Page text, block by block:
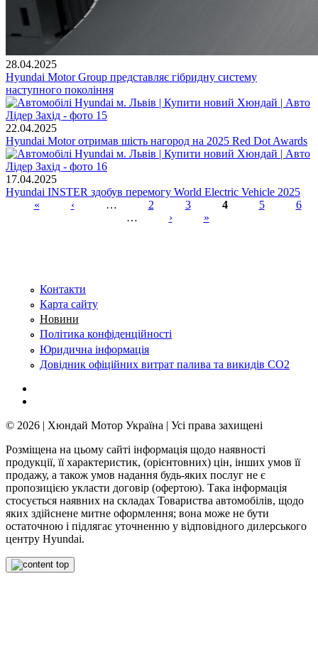
28.04.2025
Hyundai Motor Group представляє гібридну систему
наступного покоління
22.04.2025
Hyundai Motor отримав шість нагород на 2025 Red Dot Awards
17.04.2025
Hyundai INSTER здобув перемогу World Electric Vehicle 2025
« ‹ … 2 3 4 5
6
…
› »
Контакти
Карта сайту
Новини
Політика конфіденційності
Юридична інформація
Довідник офіційних витрат палива та викидів СО2
© 2026 | Хюндай Мотор Україна | Усі права захищені
Розміщена на цьому сайті інформація щодо наявності
продукції, її характеристик, (орієнтовних) цін, інших умов її
продажу, а також умов надання будь-яких послуг не є
пропозицією укласти договір (офертою). Така інформація
стосується наявних на складах Товариства автомобілів, щодо
яких здійснене митне оформлення; вона може не бути
остаточною і підлягає уточненню у відповідного дилерського
центру Hyundai.